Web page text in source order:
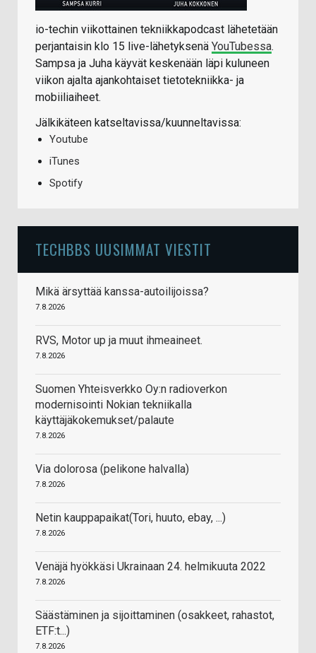
io-techin viikottainen tekniikkapodcast lähetetään
perjantaisin klo 15 live-lähetyksenä YouTubessa.
Sampsa ja Juha käyvät keskenään läpi kuluneen
viikon ajalta ajankohtaiset tietotekniikka- ja
mobiiliaiheet.
Jälkikäteen katseltavissa/kuunneltavissa:
Youtube
iTunes
Spotify
TECHBBS UUSIMMAT VIESTIT
Mikä ärsyttää kanssa-autoilijoissa?
7.8.2026
RVS, Motor up ja muut ihmeaineet.
7.8.2026
Suomen Yhteisverkko Oy:n radioverkon
modernisointi Nokian tekniikalla
käyttäjäkokemukset/palaute
7.8.2026
Via dolorosa (pelikone halvalla)
7.8.2026
Netin kauppapaikat(Tori, huuto, ebay, ...)
7.8.2026
Venäjä hyökkäsi Ukrainaan 24. helmikuuta 2022
7.8.2026
Säästäminen ja sijoittaminen (osakkeet, rahastot,
ETF:t...)
7.8.2026